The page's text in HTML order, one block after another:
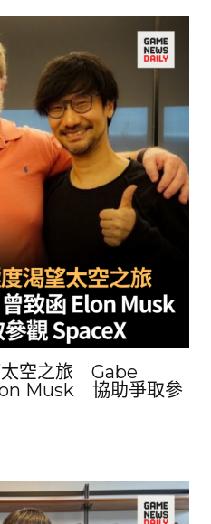
太空之旅 Gabe
Musk 協助爭取參